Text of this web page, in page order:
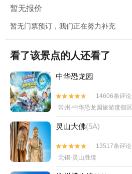
暂无报价
暂无门票预订，我们正在努力补充
看了该景点的人还看了
中华恐龙园


14606条评论
常州·中华恐龙园旅游度假区
灵山大佛(5A)


13517条评论
无锡·灵山胜境